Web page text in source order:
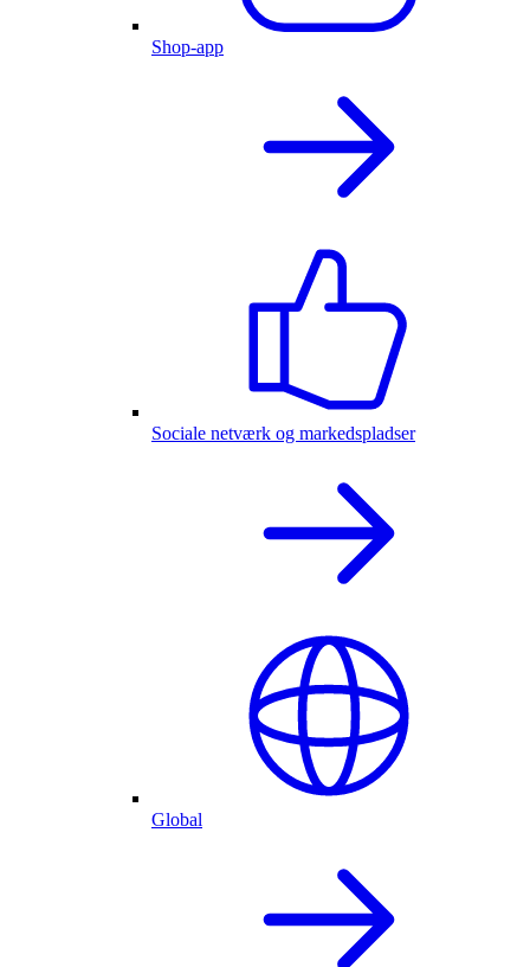
Shop-app
Sociale netværk og markedspladser
Global